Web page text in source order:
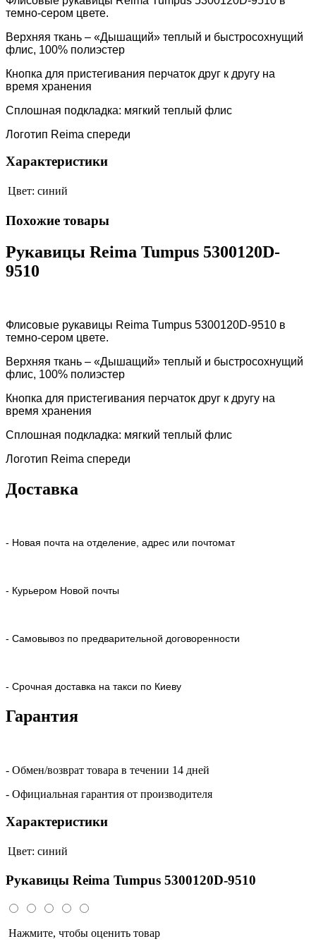
темно-сером цвете.
Верхняя ткань – «Дышащий» теплый и быстросохнущий
флис, 100% полиэстер
Кнопка для пристегивания перчаток друг к другу на
время хранения
Сплошная подкладка: мягкий теплый флис
Логотип Reima спереди
Характеристики
Цвет: синий
Похожие товары
Рукавицы Reima Tumpus 5300120D-
9510
Флисовые рукавицы Reima Tumpus 5300120D-9510 в
темно-сером цвете.
Верхняя ткань – «Дышащий» теплый и быстросохнущий
флис, 100% полиэстер
Кнопка для пристегивания перчаток друг к другу на
время хранения
Сплошная подкладка: мягкий теплый флис
Логотип Reima спереди
Доставка
- Новая почта на отделение, адрес или почтомат
- Курьером Новой почты
- Самовывоз по предварительной договоренности
- Срочная доставка на такси по Киеву
Гарантия
- Обмен/возврат товара в течении 14 дней
- Официальная гарантия от производителя
Характеристики
Цвет: синий
Рукавицы Reima Tumpus 5300120D-9510
Нажмите, чтобы оценить товар